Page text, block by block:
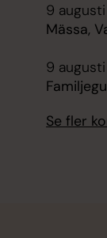
9
Mässa,
9 augusti
Se fler